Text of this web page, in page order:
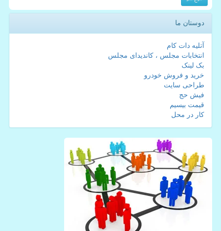
دوستان ما
آتلیه دات کام
انتخابات مجلس ، کاندیدای مجلس
بک لینک
خرید و فروش خودرو
طراحی سایت
فیش حج
قیمت بیسیم
کار در محل